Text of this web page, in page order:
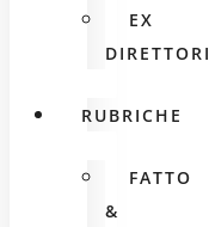
EX
DIRETTORI
RUBRICHE
FATTO
&